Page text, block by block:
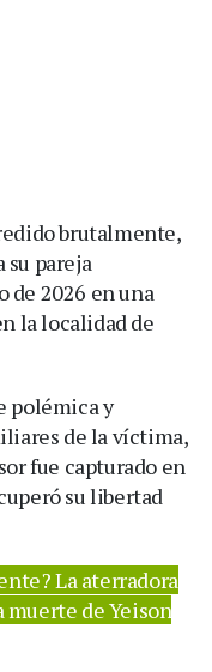
brutalmente,
pareja
de 2026 en una
la localidad de
polémica y
de la víctima,
fue capturado en
su libertad
La aterradora
de Yeison